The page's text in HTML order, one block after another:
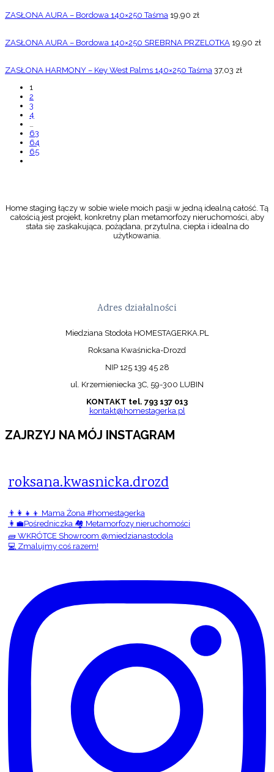
ZASŁONA AURA – Bordowa 140×250 Taśma 19,90 zł
ZASŁONA AURA – Bordowa 140×250 SREBRNA PRZELOTKA 19,90 zł
ZASŁONA HARMONY – Key West Palms 140×250 Taśma 37,03 zł
1
2
3
4
…
63
64
65
Home staging łączy w sobie wiele moich pasji w jedną idealną całość. Tą
całością jest projekt, konkretny plan metamorfozy nieruchomości, aby
stała się zaskakująca, pożądana, przytulna, ciepła i idealna do
użytkowania.
Adres działalności
Miedziana Stodoła HOMESTAGERKA.PL
Roksana Kwaśnicka-Drozd
NIP 125 139 45 28
ul. Krzemieniecka 3C, 59-300 LUBIN
KONTAKT tel. 793 137 013
kontakt@homestagerka.pl
ZAJRZYJ NA MÓJ INSTAGRAM
roksana.kwasnicka.drozd
👨‍👩‍👧‍👦 Mama Żona #homestagerka
👩‍💼Pośredniczka 🏘️ Metamorfozy nieruchomości
🧱 WKRÓTCE Showroom @miedzianastodola
💻 Zmalujmy coś razem!